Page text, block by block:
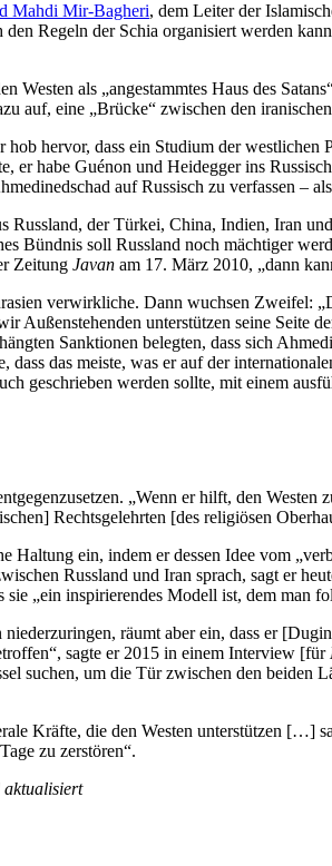
Mahdi Mir-Bagheri, dem Leiter der
Regeln der Schia organi­siert werden
Westen als „angestammtes Haus des
eine „Brücke“ zwischen den
hervor, dass ein Studium der westlichen
er habe Guénon und Heidegger ins
auf Russisch zu verfassen –
der Türkei, China, Indien, Iran
Bündnis soll Russland noch mächtiger
Zeitung Javan am 17. März 2010, „dann
verwirk­liche. Dann wuchsen Zweifel:
Außen­ste­henden unter­stützen seine Seite
Sanktionen belegten, dass sich
das meiste, was er auf der
geschrieben werden sollte, mit einem
„Wenn er hilft, den
Rechts­ge­lehrten [des religiösen
Haltung ein, indem er dessen Idee vom
Russland und Iran sprach, sagt er
„ein inspi­rie­rendes Modell ist, dem man
räumt aber ein, dass er
sagte er 2015 in einem Interview [für
suchen, um die Tür zwischen den beiden
Kräfte, die den Westen unter­stützen […]
zu zerstören“.
aktualisiert